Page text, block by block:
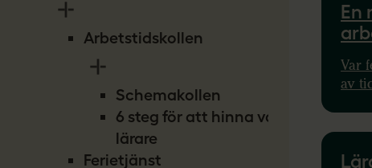
Arbetstidskollen
Schemakollen
6 steg för att hinna vara
lärare
Ferietjänst
En
Var
av